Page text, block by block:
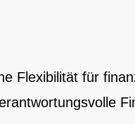
Flexibilität für